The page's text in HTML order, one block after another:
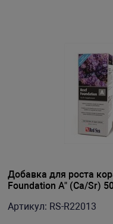
Добавка для роста
Foundation A" (Ca/Sr)
Артикул: RS-R22013